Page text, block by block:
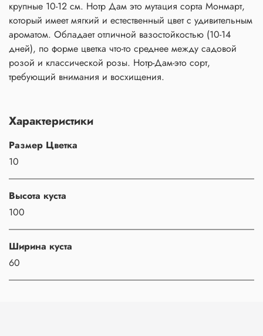
крупные 10-12 см. Нотр Дам это мутация сорта Монмарт,
который имеет мягкий и естественный цвет с удивительным
ароматом. Обладает отличной вазостойкостью (10-14
дней), по форме цветка что-то среднее между садовой
розой и классической розы. Нотр-Дам-это сорт,
требующий внимания и восхищения.
Характеристики
Размер Цветка
10
Высота куста
100
Ширина куста
60